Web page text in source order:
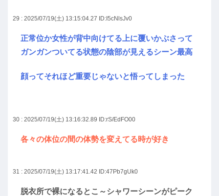
29 : 2025/07/19(土) 13:15:04.27 ID:I5cNlsJv0
正常位か女性が背中向けてる上に覆いかぶさって
ガンガンついてる状態の陰部が見えるシーン最高
顔ってそれほど重要じゃないと悟ってしまった
30 : 2025/07/19(土) 13:16:32.89 ID:rS/EdFO00
各々の体位の間の体勢を変えてる時が好き
31 : 2025/07/19(土) 13:17:41.42 ID:47Pb7gUk0
脱衣所で裸になるとこ～シャワーシーンがピーク